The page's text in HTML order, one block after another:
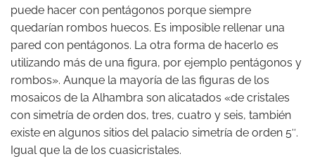
puede hacer con pentágonos porque siempre
quedarían rombos huecos. Es imposible rellenar una
pared con pentágonos. La otra forma de hacerlo es
utilizando más de una figura, por ejemplo pentágonos y
rombos». Aunque la mayoría de las figuras de los
mosaicos de la Alhambra son alicatados «de cristales
con simetría de orden dos, tres, cuatro y seis, también
existe en algunos sitios del palacio simetría de orden 5″.
Igual que la de los cuasicristales.